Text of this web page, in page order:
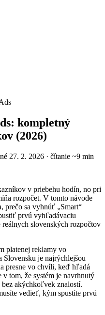
kompletný
(2026)
27. 2. 2026 · čítanie ~9 min
v priebehu hodín, no pri
rozpočet. V tomto návode
prečo sa vyhnúť „Smart“
prvú vyhľadávaciu
slovenských rozpočtov
platenej reklamy vo
je najrýchlejšou
presne vo chvíli, keď hľadá
tom, že systém je navrhnutý
akýchkoľvek znalostí.
vedieť, kým spustíte prvú